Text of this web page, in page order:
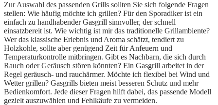
Zur Auswahl des passenden Grills sollten Sie sich folgende Fragen
stellen: Wie häufig möchte ich grillen? Für den Sporadiker ist ein
einfach zu handhabender Gasgrill sinnvoller, der schnell
einsatzbereit ist. Wie wichtig ist mir das traditionelle Grillambiente?
Wer das klassische Erlebnis und Aroma schätzt, tendiert zu
Holzkohle, sollte aber genügend Zeit für Anfeuern und
Temperaturkontrolle mitbringen. Gibt es Nachbarn, die sich durch
Rauch oder Geräusch stören könnten? Ein Gasgrill arbeitet in der
Regel geräusch- und rauchärmer. Möchte ich flexibel bei Wind und
Wetter grillen? Gasgrills bieten meist besseren Schutz und mehr
Bedienkomfort. Jede dieser Fragen hilft dabei, das passende Modell
gezielt auszuwählen und Fehlkäufe zu vermeiden.